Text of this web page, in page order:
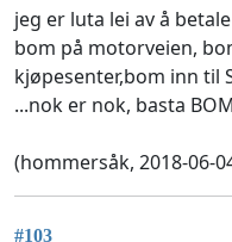
jeg er luta lei av å
bom på motorveien,
kjøpesenter,bom inn til
...nok er nok, basta
(hommersåk, 2018-06-
#103